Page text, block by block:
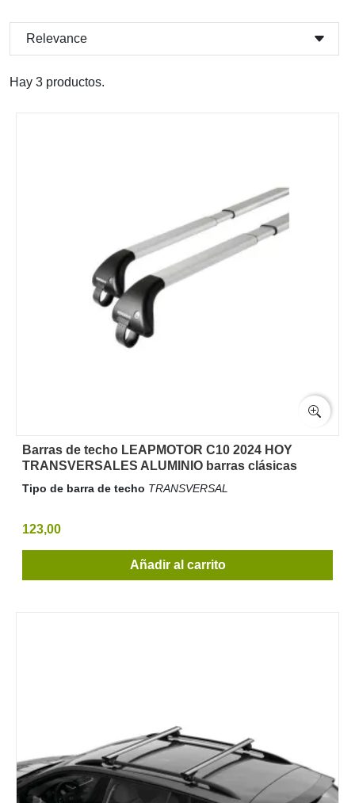
Hay 3 productos.
Relevance
Barras de techo LEAPMOTOR C10 2024 HOY
TRANSVERSALES ALUMINIO barras clásicas
Tipo de barra de techo TRANSVERSAL
123,00
Añadir al carrito